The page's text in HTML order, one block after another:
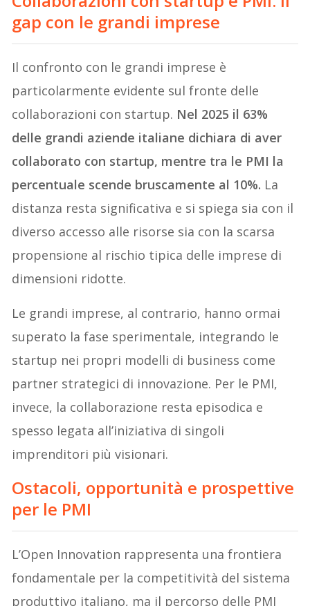
gap con le grandi imprese
Il confronto con le grandi imprese è
particolarmente evidente sul fronte delle
collaborazioni con startup. Nel 2025 il 63%
delle grandi aziende italiane dichiara di aver
collaborato con startup, mentre tra le PMI la
percentuale scende bruscamente al 10%. La
distanza resta significativa e si spiega sia con il
diverso accesso alle risorse sia con la scarsa
propensione al rischio tipica delle imprese di
dimensioni ridotte.
Le grandi imprese, al contrario, hanno ormai
superato la fase sperimentale, integrando le
startup nei propri modelli di business come
partner strategici di innovazione. Per le PMI,
invece, la collaborazione resta episodica e
spesso legata all’iniziativa di singoli
imprenditori più visionari.
Ostacoli, opportunità e prospettive
per le PMI
L’Open Innovation rappresenta una frontiera
fondamentale per la competitività del sistema
produttivo italiano, ma il percorso delle PMI